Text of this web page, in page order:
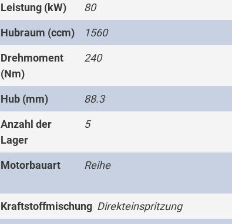
Leistung (kW) 80
Hubraum (ccm) 1560
Drehmoment
(Nm)
240
Hub (mm) 88.3
Anzahl der
Lager
5
Motorbauart Reihe
Kraftstoffmischung Direkteinspritzung